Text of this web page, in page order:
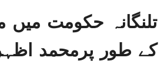
تلنگانہ حکومت میں
کے طور پرمحمد